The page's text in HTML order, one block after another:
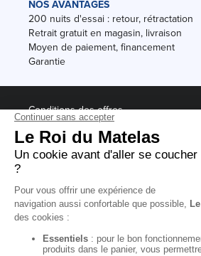
NOS AVANTAGES
200 nuits d'essai : retour, rétractation
Retrait gratuit en magasin, livraison
Moyen de paiement, financement
Garantie
Conditions des offres
Black Friday
Destockage
Soldes
Conditions Générales de vente magasin
Conditions Générales de vente internet
Mentions Légales
Données personnelles
Codes promo Le Roi du Matelas